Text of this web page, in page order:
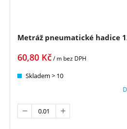
Metráž pneumatické hadice
60,80 Kč/ m bez DPH
Skladem > 10